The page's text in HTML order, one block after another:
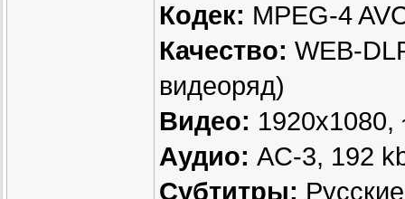
Кодек: MPEG-4
Качество: WEB-
видеоряд)
Видео: 1920х1080,
Аудио: AC-3, 192
Субтитры: